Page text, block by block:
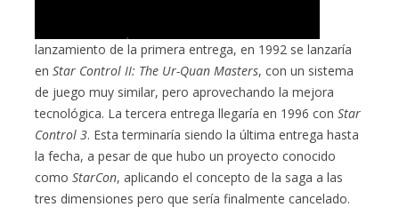
lanzamiento de la primera entrega, en 1992 se lanzaría
enStar Control II: The Ur-Quan Masters, con un sistema
de juego muy similar, pero aprovechando la mejora
tecnológica. La tercera entrega llegaría en 1996 conStar
Control 3. Esta terminaría siendo la última entrega hasta
la fecha, a pesar de que hubo un proyecto conocido
comoStarCon, aplicando el concepto de la saga a las
tres dimensiones pero que sería finalmente cancelado.